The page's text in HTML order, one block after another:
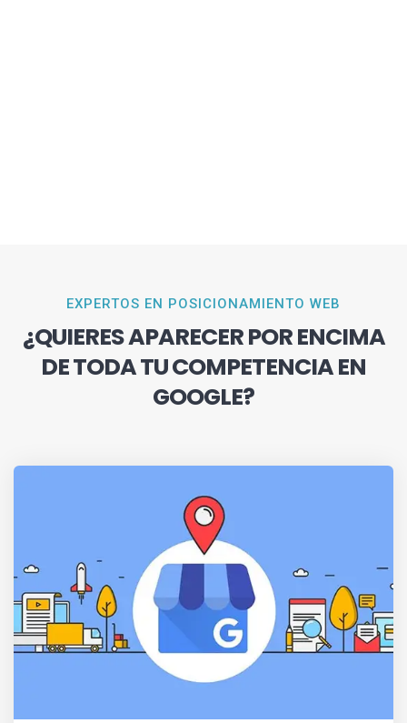
EXPERTOS EN POSICIONAMIENTO WEB
¿QUIERES APARECER POR ENCIMA
DE TODA TU COMPETENCIA EN
GOOGLE?